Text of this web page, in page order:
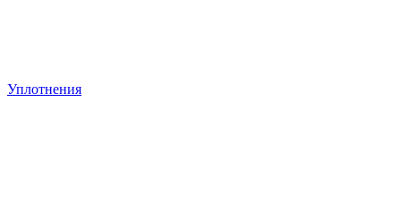
Уплотнения